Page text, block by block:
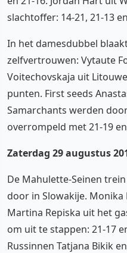
slachtoffer: 14-21, 21-13
In het damesdubbel
zelfvertrouwen: Vytaute
Voitechovskaja uit
punten. First seeds
Samarchants werden
overrompeld met 21-19
Zaterdag 29 augustus
De Mahulette-Seinen
door in Slowakije. Monika
Martina Repiska uit het
om uit te stappen: 21-17
Russinnen Tatjana Bikik